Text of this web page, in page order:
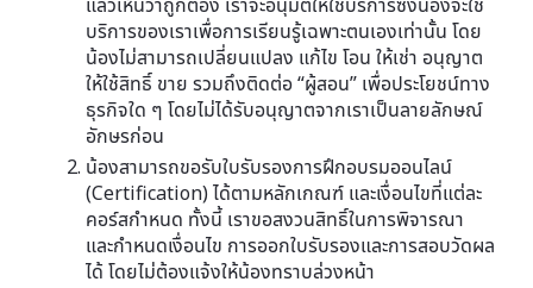
บริการของเราเพื่อการเรียนรู้เฉพาะตนเองเท่านั้น โดย
น้องไม่สามารถเปลี่ยนแปลง แก้ไข โอน ให้เช่า อนุญาต
ให้ใช้สิทธิ์ ขาย รวมถึงติดต่อ “ผู้สอน” เพื่อประโยชน์ทาง
ธุรกิจใด ๆ โดยไม่ได้รับอนุญาตจากเราเป็นลายลักษณ์
อักษรก่อน
น้องสามารถขอรับใบรับรองการฝึกอบรมออนไลน์
(Certification) ได้ตามหลักเกณฑ์ และเงื่อนไขที่แต่ละ
คอร์สกำหนด ทั้งนี้ เราขอสงวนสิทธิ์ในการพิจารณา
และกำหนดเงื่อนไข การออกใบรับรองและการสอบวัดผล
ได้ โดยไม่ต้องแจ้งให้น้องทราบล่วงหน้า